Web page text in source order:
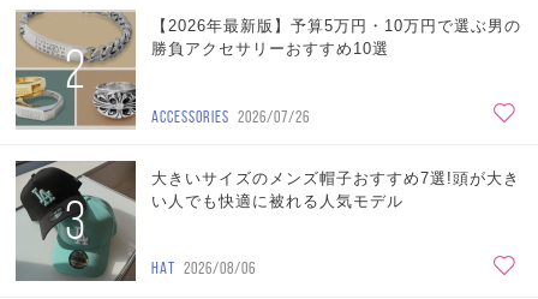
2
【2026年最新版】予算5万円・10万円で選ぶ男の
勝負アクセサリーおすすめ10選
ACCESSORIES 2026/07/26
3
大きいサイズのメンズ帽子おすすめ7選!頭が大き
い人でも快適に被れる人気モデル
HAT 2026/08/06